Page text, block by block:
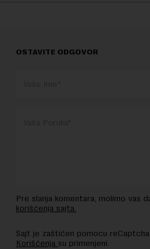
OSTAVITE ODGOVOR
Pre slanja komentara, molimo vas
korišćenja sajta.
Sajt je zaštićen pomocu
Korišćenja su primenjeni.